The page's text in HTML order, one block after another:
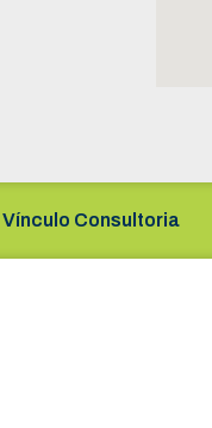
Vínculo Consultoria